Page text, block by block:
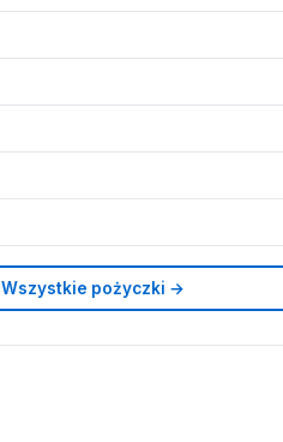
Wszystkie pożyczki →